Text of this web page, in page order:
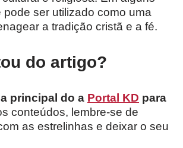
ser utilizado como uma
a tradição cristã e a fé.
do artigo?
principal do a Portal KD para
conteúdos, lembre-se de
as estrelinhas e deixar o seu